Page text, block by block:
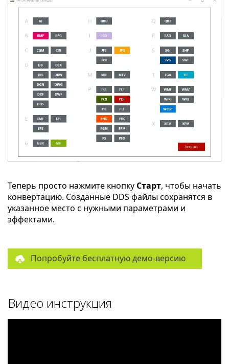
Теперь просто нажмите кнопку Старт, чтобы начать
конвертацию. Созданные DDS файлы сохранятся в
указанное место с нужными параметрами и
эффектами.
Попробуйте бесплатную демо-версию
Видео инструкция